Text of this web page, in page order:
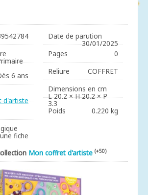
6 ans
d'artiste
fiche
Date de parution
30/01/2025
Pages
0
Reliure
COFFRET
Dimensions en cm
L 20.2 × H 20.2 × P
3.3
Poids 0.220 kg
Mon coffret d'artiste (+50)